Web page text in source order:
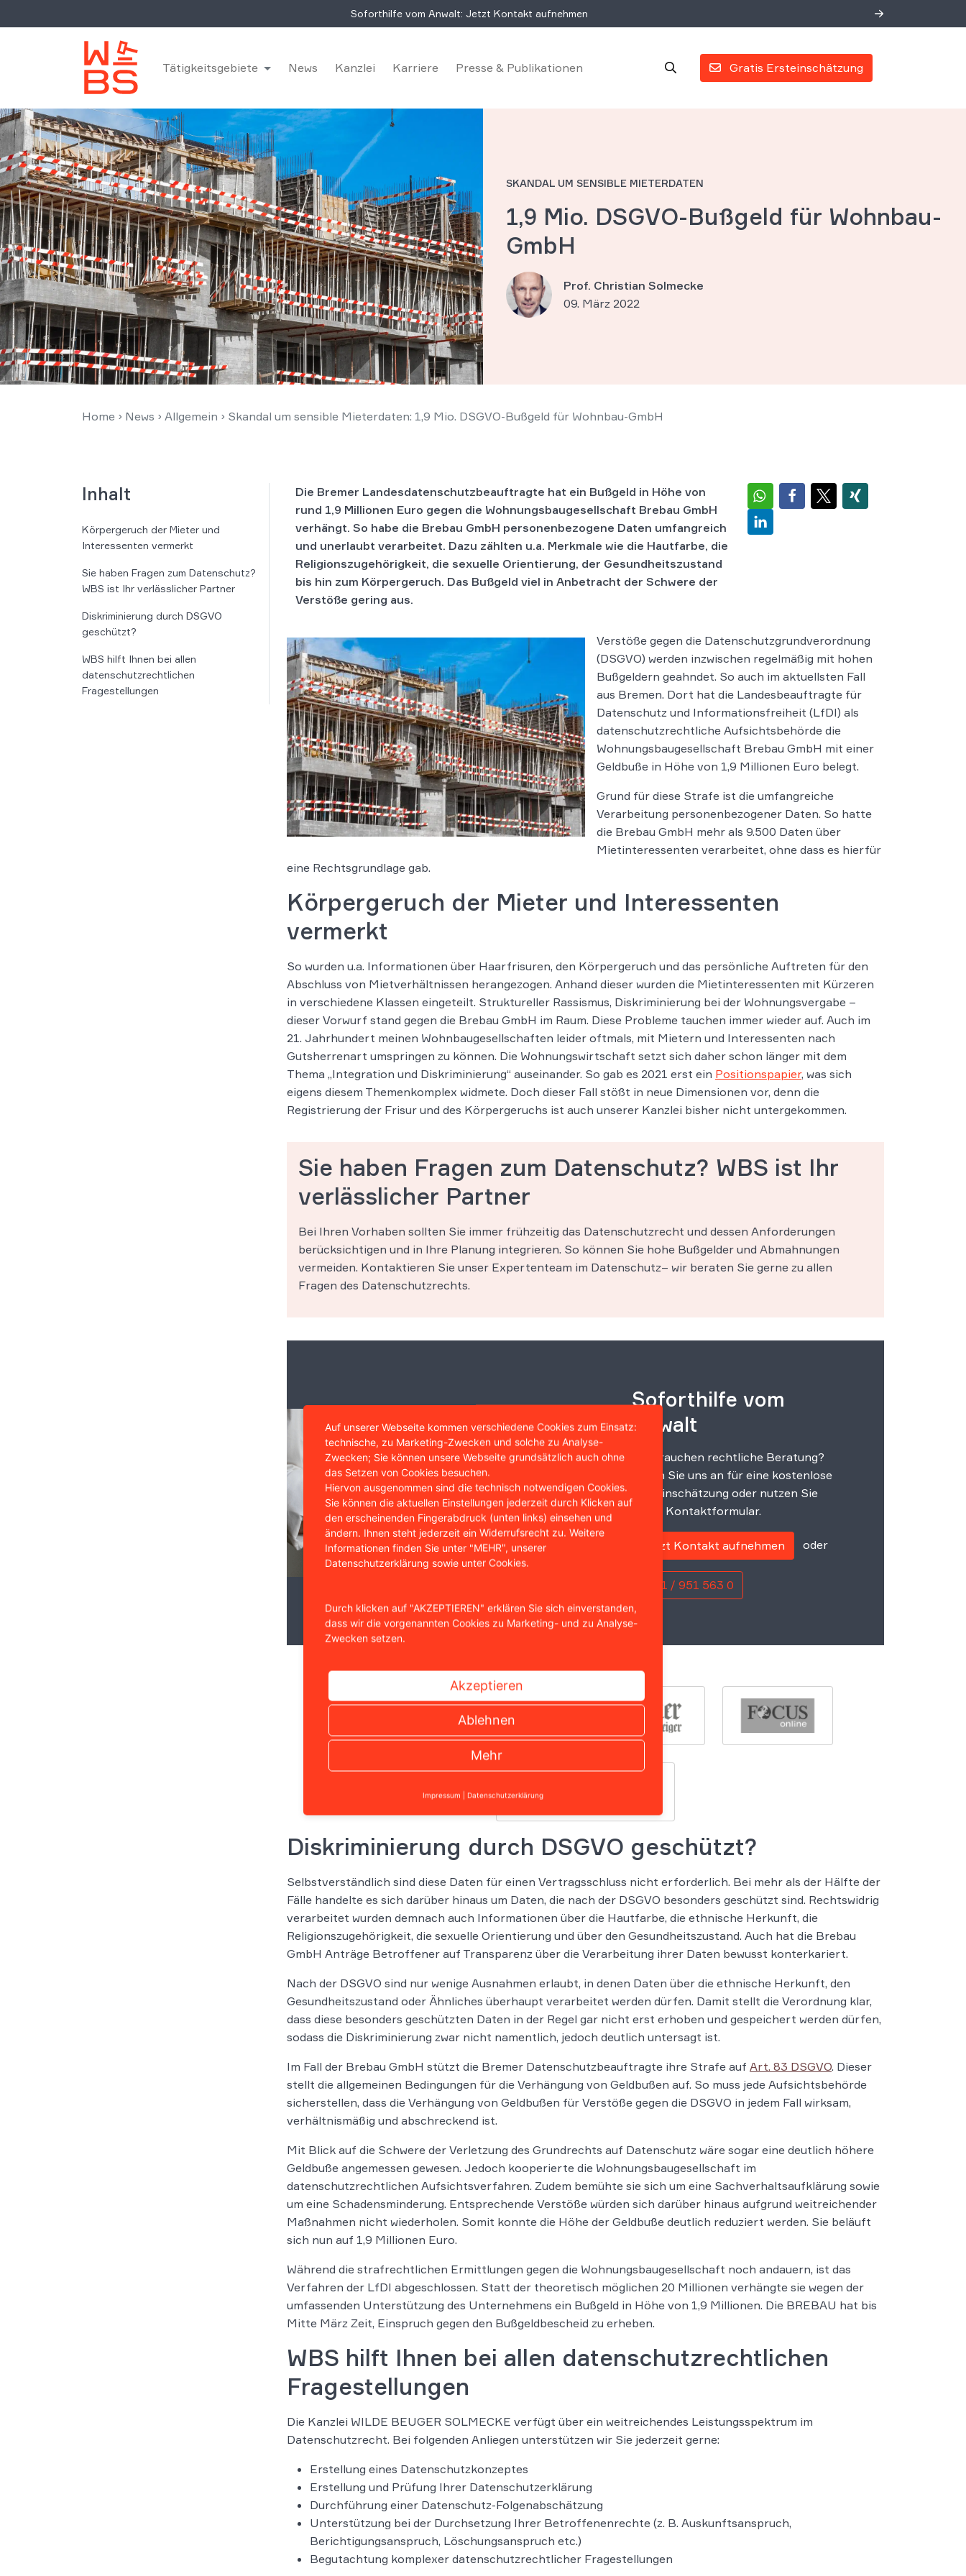
Soforthilfe vom Anwalt: Jetzt Kontakt aufnehmen
Gratis Ersteinschätzung
Tätigkeitsgebiete News Kanzlei Karriere Presse & Publikationen
SKANDAL UM SENSIBLE MIETERDATEN
1,9 Mio. DSGVO-Bußgeld für Wohnbau-
GmbH
Prof. Christian Solmecke
09. März 2022
Home › News › Allgemein › Skandal um sensible Mieterdaten: 1,9 Mio. DSGVO-Bußgeld für Wohnbau-GmbH
Inhalt
Körpergeruch der Mieter und
Interessenten vermerkt
Sie haben Fragen zum Datenschutz?
WBS ist Ihr verlässlicher Partner
Diskriminierung durch DSGVO
geschützt?
WBS hilft Ihnen bei allen
datenschutzrechtlichen
Fragestellungen
Die Bremer Landesdatenschutzbeauftragte hat ein Bußgeld in Höhe von
rund 1,9 Millionen Euro gegen die Wohnungsbaugesellschaft Brebau GmbH
verhängt. So habe die Brebau GmbH personenbezogene Daten umfangreich
und unerlaubt verarbeitet. Dazu zählten u.a. Merkmale wie die Hautfarbe, die
Religionszugehörigkeit, die sexuelle Orientierung, der Gesundheitszustand
bis hin zum Körpergeruch. Das Bußgeld viel in Anbetracht der Schwere der
Verstöße gering aus.
Verstöße gegen die Datenschutzgrundverordnung
(DSGVO) werden inzwischen regelmäßig mit hohen
Bußgeldern geahndet. So auch im aktuellsten Fall
aus Bremen. Dort hat die Landesbeauftragte für
Datenschutz und Informationsfreiheit (LfDI) als
datenschutzrechtliche Aufsichtsbehörde die
Wohnungsbaugesellschaft Brebau GmbH mit einer
Geldbuße in Höhe von 1,9 Millionen Euro belegt.
Grund für diese Strafe ist die umfangreiche
Verarbeitung personenbezogener Daten. So hatte
die Brebau GmbH mehr als 9.500 Daten über
Mietinteressenten verarbeitet, ohne dass es hierfür
eine Rechtsgrundlage gab.
Körpergeruch der Mieter und Interessenten
vermerkt
So wurden u.a. Informationen über Haarfrisuren, den Körpergeruch und das persönliche Auftreten für den
Abschluss von Mietverhältnissen herangezogen. Anhand dieser wurden die Mietinteressenten mit Kürzeren
in verschiedene Klassen eingeteilt. Struktureller Rassismus, Diskriminierung bei der Wohnungsvergabe –
dieser Vorwurf stand gegen die Brebau GmbH im Raum. Diese Probleme tauchen immer wieder auf. Auch im
21. Jahrhundert meinen Wohnbaugesellschaften leider oftmals, mit Mietern und Interessenten nach
Gutsherrenart umspringen zu können. Die Wohnungswirtschaft setzt sich daher schon länger mit dem
Thema „Integration und Diskriminierung“ auseinander. So gab es 2021 erst ein Positionspapier, was sich
eigens diesem Themenkomplex widmete. Doch dieser Fall stößt in neue Dimensionen vor, denn die
Registrierung der Frisur und des Körpergeruchs ist auch unserer Kanzlei bisher nicht untergekommen.
Sie haben Fragen zum Datenschutz? WBS ist Ihr
verlässlicher Partner
Bei Ihren Vorhaben sollten Sie immer frühzeitig das Datenschutzrecht und dessen Anforderungen
berücksichtigen und in Ihre Planung integrieren. So können Sie hohe Bußgelder und Abmahnungen
vermeiden. Kontaktieren Sie unser Expertenteam im Datenschutz– wir beraten Sie gerne zu allen
Fragen des Datenschutzrechts.
Soforthilfe vom
Anwalt
Sie brauchen rechtliche Beratung?
Rufen Sie uns an für eine kostenlose
Ersteinschätzung oder nutzen Sie
unser Kontaktformular.
Jetzt Kontakt aufnehmen oder
0221 / 951 563 0
Diskriminierung durch DSGVO geschützt?
Selbstverständlich sind diese Daten für einen Vertragsschluss nicht erforderlich. Bei mehr als der Hälfte der
Fälle handelte es sich darüber hinaus um Daten, die nach der DSGVO besonders geschützt sind. Rechtswidrig
verarbeitet wurden demnach auch Informationen über die Hautfarbe, die ethnische Herkunft, die
Religionszugehörigkeit, die sexuelle Orientierung und über den Gesundheitszustand. Auch hat die Brebau
GmbH Anträge Betroffener auf Transparenz über die Verarbeitung ihrer Daten bewusst konterkariert.
Nach der DSGVO sind nur wenige Ausnahmen erlaubt, in denen Daten über die ethnische Herkunft, den
Gesundheitszustand oder Ähnliches überhaupt verarbeitet werden dürfen. Damit stellt die Verordnung klar,
dass diese besonders geschützten Daten in der Regel gar nicht erst erhoben und gespeichert werden dürfen,
sodass die Diskriminierung zwar nicht namentlich, jedoch deutlich untersagt ist.
Im Fall der Brebau GmbH stützt die Bremer Datenschutzbeauftragte ihre Strafe auf Art. 83 DSGVO. Dieser
stellt die allgemeinen Bedingungen für die Verhängung von Geldbußen auf. So muss jede Aufsichtsbehörde
sicherstellen, dass die Verhängung von Geldbußen für Verstöße gegen die DSGVO in jedem Fall wirksam,
verhältnismäßig und abschreckend ist.
Mit Blick auf die Schwere der Verletzung des Grundrechts auf Datenschutz wäre sogar eine deutlich höhere
Geldbuße angemessen gewesen. Jedoch kooperierte die Wohnungsbaugesellschaft im
datenschutzrechtlichen Aufsichtsverfahren. Zudem bemühte sie sich um eine Sachverhaltsaufklärung sowie
um eine Schadensminderung. Entsprechende Verstöße würden sich darüber hinaus aufgrund weitreichender
Maßnahmen nicht wiederholen. Somit konnte die Höhe der Geldbuße deutlich reduziert werden. Sie beläuft
sich nun auf 1,9 Millionen Euro.
Während die strafrechtlichen Ermittlungen gegen die Wohnungsbaugesellschaft noch andauern, ist das
Verfahren der LfDI abgeschlossen. Statt der theoretisch möglichen 20 Millionen verhängte sie wegen der
umfassenden Unterstützung des Unternehmens ein Bußgeld in Höhe von 1,9 Millionen. Die BREBAU hat bis
Mitte März Zeit, Einspruch gegen den Bußgeldbescheid zu erheben.
WBS hilft Ihnen bei allen datenschutzrechtlichen
Fragestellungen
Die Kanzlei WILDE BEUGER SOLMECKE verfügt über ein weitreichendes Leistungsspektrum im
Datenschutzrecht. Bei folgenden Anliegen unterstützen wir Sie jederzeit gerne:
Erstellung eines Datenschutzkonzeptes
Erstellung und Prüfung Ihrer Datenschutzerklärung
Durchführung einer Datenschutz-Folgenabschätzung
Unterstützung bei der Durchsetzung Ihrer Betroffenenrechte (z. B. Auskunftsanspruch,
Berichtigungsanspruch, Löschungsanspruch etc.)
Begutachtung komplexer datenschutzrechtlicher Fragestellungen
Auf unserer Webseite kommen verschiedene Cookies zum Einsatz:
technische, zu Marketing-Zwecken und solche zu Analyse-
Zwecken; Sie können unsere Webseite grundsätzlich auch ohne
das Setzen von Cookies besuchen.
Hiervon ausgenommen sind die technisch notwendigen Cookies.
Sie können die aktuellen Einstellungen jederzeit durch Klicken auf
den erscheinenden Fingerabdruck (unten links) einsehen und
ändern. Ihnen steht jederzeit ein Widerrufsrecht zu. Weitere
Informationen finden Sie unter "MEHR", unserer
Datenschutzerklärung sowie unter Cookies.
Durch klicken auf "AKZEPTIEREN" erklären Sie sich einverstanden,
dass wir die vorgenannten Cookies zu Marketing- und zu Analyse-
Zwecken setzen.
Akzeptieren
Ablehnen
Mehr
Impressum Datenschutzerklärung